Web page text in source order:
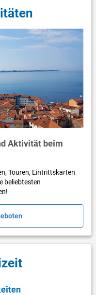
Aktivität beim
Touren, Eintrittskarten
beliebtesten